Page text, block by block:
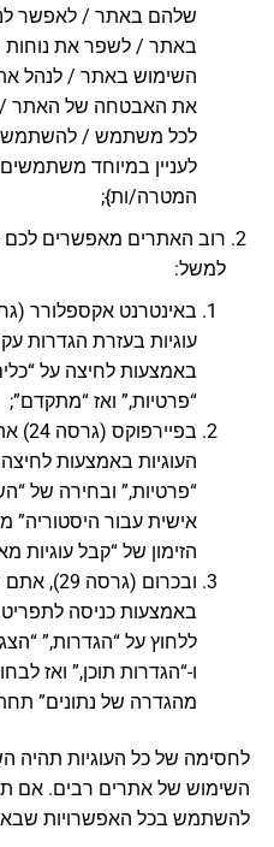
שלהם באתר / לאפשר
באתר / לשפר את
השימוש באתר / לנהל
את האבטחה של האתר /
לכל משתמש / להשתמש
לעניין במיוחד
המטרה/ות};
רוב האתרים מאפשרים לכם
למשל:
עוגיות בעזרת הגדרות
באמצעות לחיצה על
“פרטיות,” ואז “מתקדם”;
העוגיות באמצעות לחיצה
“פרטיות,” ובחירה של
אישית עבור היסטוריה”
הזימון של “קבל עוגיות
ובכרום
באמצעות כניסה
ללחוץ על “הגדרות,”
ו-“הגדרות תוכן,” ואז
מהגדרה של נתונים”
לחסימה של כל העוגיות תהיה
השימוש של אתרים רבים. אם
להשתמש בכל האפשרויות